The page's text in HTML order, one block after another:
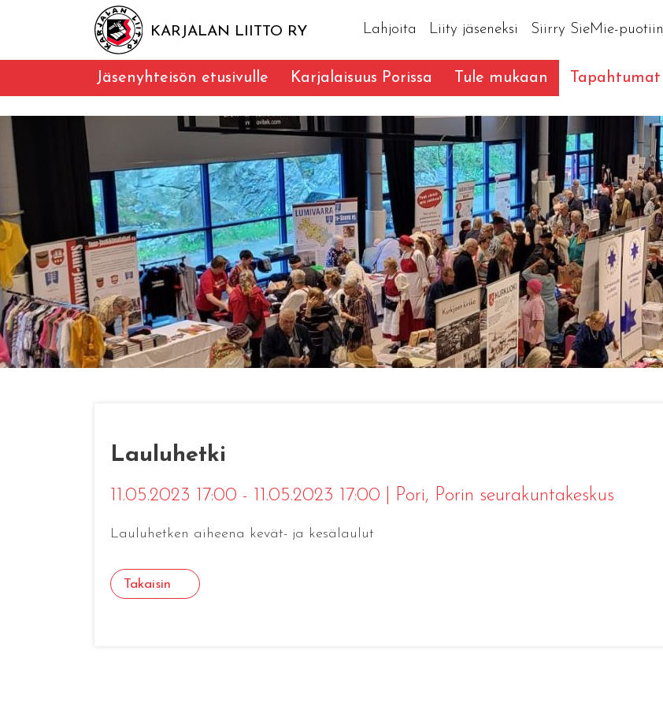
KARJALAN LIITTO RY Lahjoita Liity jäseneksi Siirry SieMie-puotiin
Jäsenyhteisön etusivulle Karjalaisuus Porissa Tule mukaan Tapahtumat
Lauluhetki
11.05.2023 17:00 - 11.05.2023 17:00 Pori, Porin seurakuntakeskus
Lauluhetken aiheena kevät- ja kesälaulut
Takaisin